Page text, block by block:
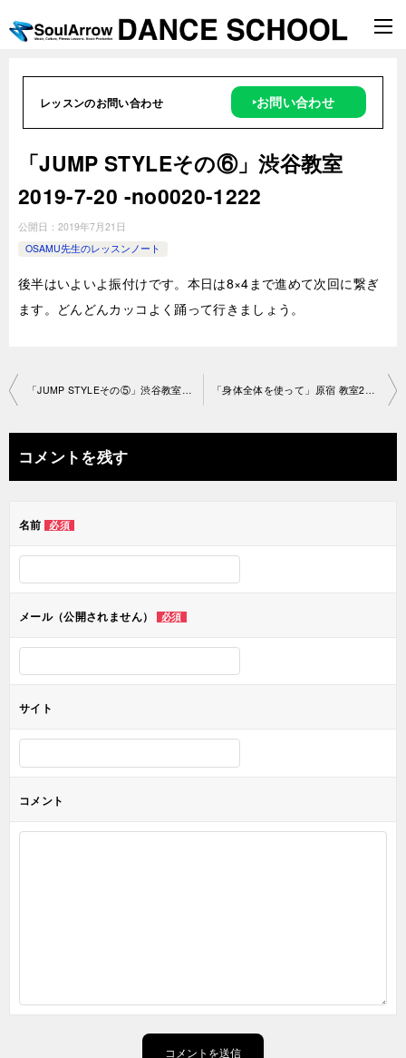
レッスンのお問い合わせ ‣お問い合わせ
「JUMP STYLEその⑥」渋谷教室
2019-7-20 -no0020-1222
公開日： 2019年7月21日
OSAMU先生のレッスンノート
後半はいよいよ振付けです。本日は8×4まで進めて次回に繋ぎ
ます。どんどんカッコよく踊って行きましょう。
投
ナ
ビ
ー
ン
コメントを残す
名前 必須
メール（公開されません） 必須
サイト
コメント